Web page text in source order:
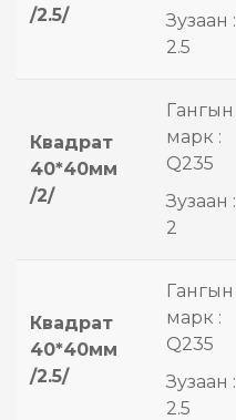
/2.5/
Зузаан :
2.5
Квадрат
40*40мм
/2/
Гангын
марк :
Q235
Зузаан :
2
Квадрат
40*40мм
/2.5/
Гангын
марк :
Q235
Зузаан :
2.5